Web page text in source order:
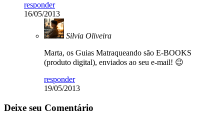
responder
16/05/2013
Silvia Oliveira
Marta, os Guias Matraqueando são E-BOOKS
(produto digital), enviados ao seu e-mail! 😉
responder
19/05/2013
Deixe seu Comentário